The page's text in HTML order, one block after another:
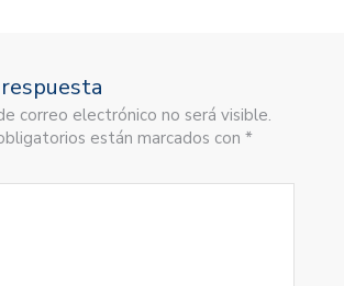
correo electrónico no será visible.
están marcados con *